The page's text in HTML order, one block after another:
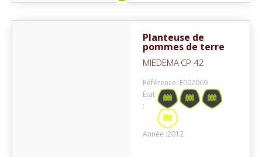
Planteuse de
pommes de terre
MIEDEMA CP 42
Référence :E002069
État
:
Année :2012